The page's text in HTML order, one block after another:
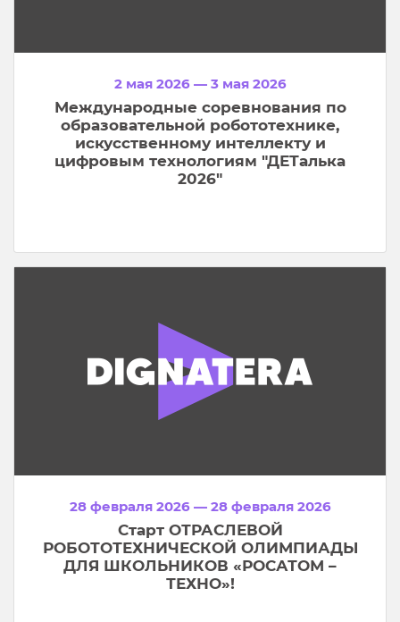
2 мая 2026 — 3 мая 2026
Международные соревнования по
образовательной робототехнике,
искусственному интеллекту и
цифровым технологиям "ДЕТалька
2026"
28 февраля 2026 — 28 февраля 2026
Старт ОТРАСЛЕВОЙ
РОБОТОТЕХНИЧЕСКОЙ ОЛИМПИАДЫ
ДЛЯ ШКОЛЬНИКОВ «РОСАТОМ –
ТЕХНО»!